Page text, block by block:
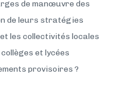
de manœuvre des
de leurs stratégies
les collectivités locales
et lycées
provisoires ?